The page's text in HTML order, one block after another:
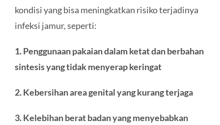
kondisi yang bisa meningkatkan risiko terjadinya
infeksi jamur, seperti:
1. Penggunaan pakaian dalam ketat dan berbahan
sintesis yang tidak menyerap keringat
2. Kebersihan area genital yang kurang terjaga
3. Kelebihan berat badan yang menyebabkan